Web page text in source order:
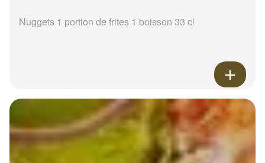
Nuggets 1 portion de frites 1 boisson 33 cl